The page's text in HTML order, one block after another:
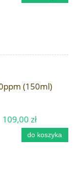
(150ml)
109,00 zł
do koszyka